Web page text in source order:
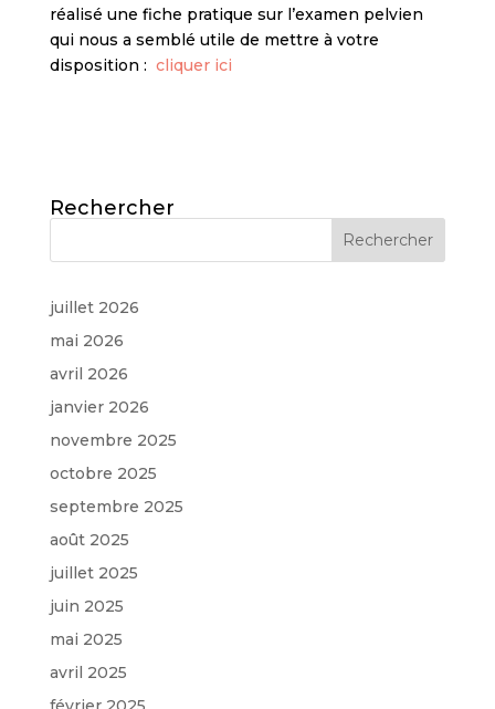
réalisé une fiche pratique sur l’examen pelvien
qui nous a semblé utile de mettre à votre
disposition : cliquer ici
Rechercher
juillet 2026
mai 2026
avril 2026
janvier 2026
novembre 2025
octobre 2025
septembre 2025
août 2025
juillet 2025
juin 2025
mai 2025
avril 2025